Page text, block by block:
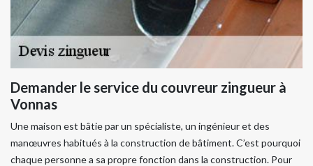
Demander le service du couvreur zingueur à
Vonnas
Une maison est bâtie par un spécialiste, un ingénieur et des
manœuvres habitués à la construction de bâtiment. C’est pourquoi
chaque personne a sa propre fonction dans la construction. Pour